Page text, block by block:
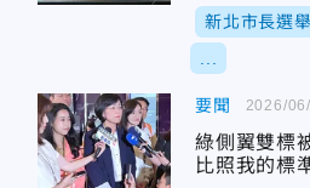
新北市長選舉
要聞
綠側翼雙標
比照我的標
2026/